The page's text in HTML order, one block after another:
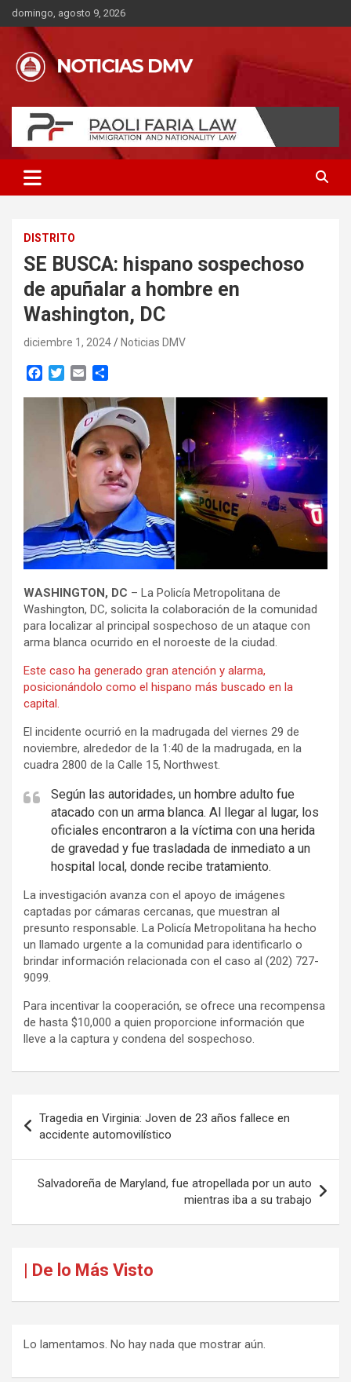
Saltar
al
contenido
domingo, agosto 9, 2026
DISTRITO
SE BUSCA: hispano sospechoso
de apuñalar a hombre en
Washington, DC
diciembre 1, 2024 Noticias DMV
t
e
r
a
i
l
m
p
r
t
i
r
WASHINGTON, DC – La Policía Metropolitana de
Washington, DC, solicita la colaboración de la comunidad
para localizar al principal sospechoso de un ataque con
arma blanca ocurrido en el noroeste de la ciudad.
Este caso ha generado gran atención y alarma,
posicionándolo como el hispano más buscado en la
capital.
El incidente ocurrió en la madrugada del viernes 29 de
noviembre, alrededor de la 1:40 de la madrugada, en la
cuadra 2800 de la Calle 15, Northwest.
Según las autoridades, un hombre adulto fue
atacado con un arma blanca. Al llegar al lugar, los
oficiales encontraron a la víctima con una herida
de gravedad y fue trasladada de inmediato a un
hospital local, donde recibe tratamiento.
La investigación avanza con el apoyo de imágenes
captadas por cámaras cercanas, que muestran al
presunto responsable. La Policía Metropolitana ha hecho
un llamado urgente a la comunidad para identificarlo o
brindar información relacionada con el caso al (202) 727-
9099.
Para incentivar la cooperación, se ofrece una recompensa
de hasta $10,000 a quien proporcione información que
lleve a la captura y condena del sospechoso.
de
entradas
Tragedia en Virginia: Joven de 23 años fallece en
accidente automovilístico
Salvadoreña de Maryland, fue atropellada por un auto
mientras iba a su trabajo
| De lo Más Visto
Lo lamentamos. No hay nada que mostrar aún.